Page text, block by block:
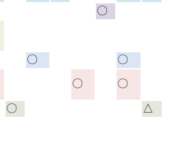
〇
〇
〇
〇 〇
〇 △